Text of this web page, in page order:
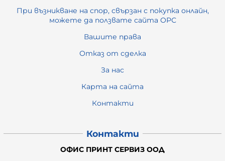
При възникване на спор, свързан с покупка онлайн,
можете да ползвате сайта ОРС
Вашите права
Отказ от сделка
За нас
Карта на сайта
Контакти
Контакти
ОФИС ПРИНТ СЕРВИЗ ООД